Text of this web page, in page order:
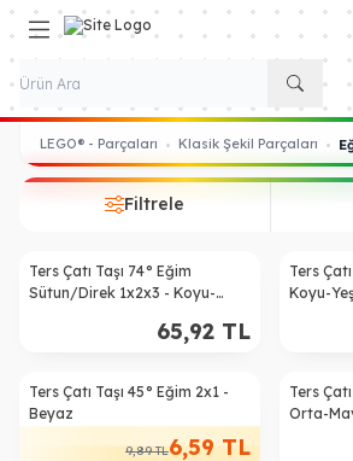
LEGO® - Parçaları • Klasik Şekil Parçaları •
Filtrele
Ters Çatı Taşı 74° Eğim
Sütun/Direk 1x2x3 - Koyu-
65,92 TL
Ters
Koyu-
%33
Ters Çatı Taşı 45° Eğim 2x1 -
Beyaz
9,89TL6,59 TL
Ters
Orta-